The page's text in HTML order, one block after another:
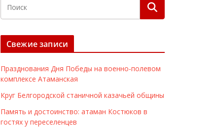
Свежие записи
Празднования Дня Победы на военно-полевом
комплексе Атаманская
Круг Белгородской станичной казачьей общины
Память и достоинство: атаман Костюков в
гостях у переселенцев